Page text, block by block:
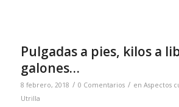
Pulgadas a pies, kilos a
galones…
8 febrero, 2018 / 0 Comentarios / en Aspectos
Utrilla